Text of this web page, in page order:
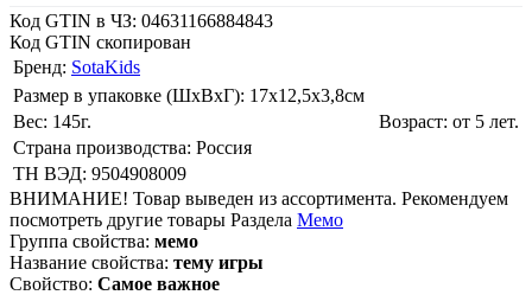
Код GTIN в ЧЗ: 04631166884843
Код GTIN скопирован
Бренд: SotaKids
Размер в упаковке (ШхВxГ): 17х12,5х3,8cм
Вес: 145г.
Возраст: от 5 лет.
Страна производства: Россия
ТН ВЭД: 9504908009
ВНИМАНИЕ! Товар выведен из ассортимента. Рекомендуем
посмотреть другие товары Раздела Мемо
Группа свойства: мемо
Название свойства: тему игры
Свойство: Самое важное